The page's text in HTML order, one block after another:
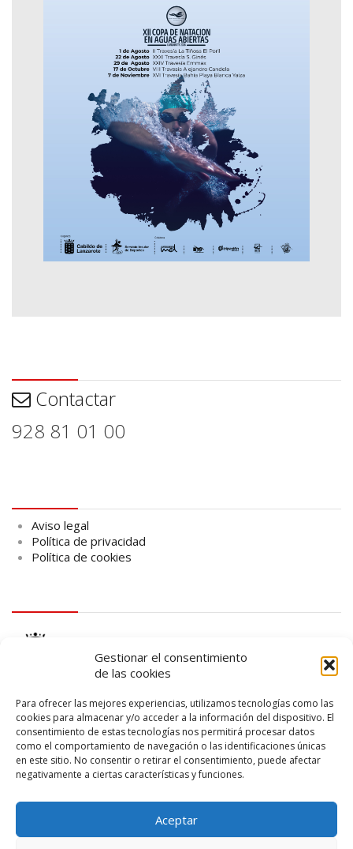
Gestionar el consentimiento
de las cookies
Para ofrecer las mejores experiencias, utilizamos tecnologías como las
cookies para almacenar y/o acceder a la información del dispositivo. El
consentimiento de estas tecnologías nos permitirá procesar datos
como el comportamiento de navegación o las identificaciones únicas
en este sitio. No consentir o retirar el consentimiento, puede afectar
negativamente a ciertas características y funciones.
Aceptar
Contactar
928 81 01 00
Aviso legal
Política de privacidad
Política de cookies
logo SID